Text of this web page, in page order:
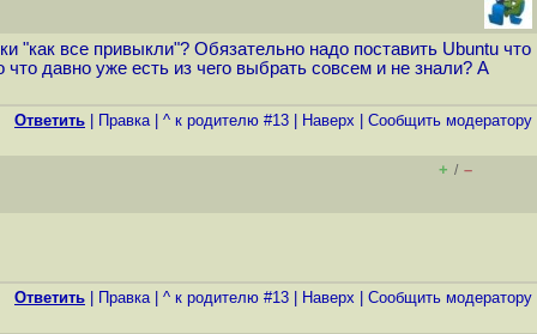
"как все привыкли"? Обязательно надо поставить Ubuntu что
давно уже есть из чего выбрать совсем и не знали? А
Ответить Правка| ^ к родителю #13 Наверх Cообщить модератору
+ / –
Ответить Правка| ^ к родителю #13 Наверх Cообщить модератору